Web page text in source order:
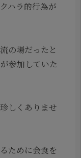
ハラ的行為が
の場だったと
参加していた
しくありませ
ために会食を